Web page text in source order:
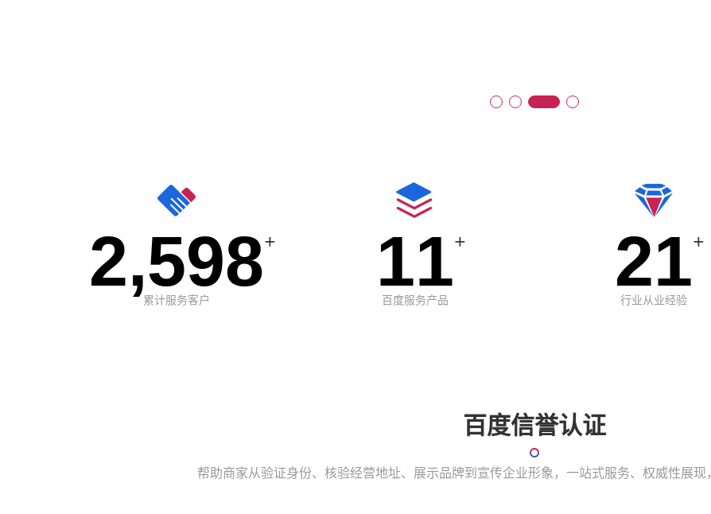
2,598+
累计服务客户 11+
百度服务产品 21+
行业从业经验
百度信誉认证
帮助商家从验证身份、核验经营地址、展示品牌到宣传企业形象，一站式服务、权威性展